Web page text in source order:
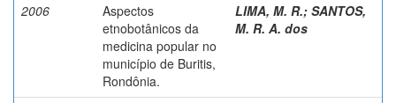
2006
Aspectos
etnobotânicos da
medicina popular no
município de Buritis,
Rondônia.
LIMA, M. R.; SANTOS,
M. R. A. dos